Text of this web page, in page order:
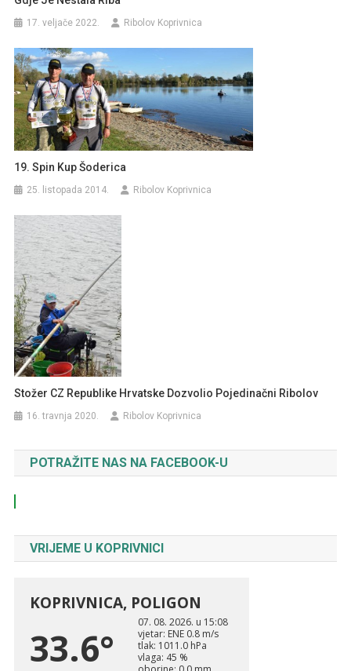
17. veljače 2022. Ribolov Koprivnica
19. Spin Kup Šoderica
25. listopada 2014. Ribolov Koprivnica
Stožer CZ Republike Hrvatske Dozvolio Pojedinačni Ribolov
16. travnja 2020. Ribolov Koprivnica
POTRAŽITE NAS NA FACEBOOK-U
VRIJEME U KOPRIVNICI